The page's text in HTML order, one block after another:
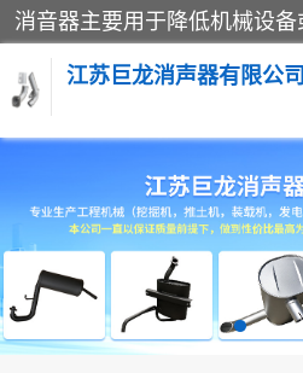
江苏巨龙消声器有限公司
消声器